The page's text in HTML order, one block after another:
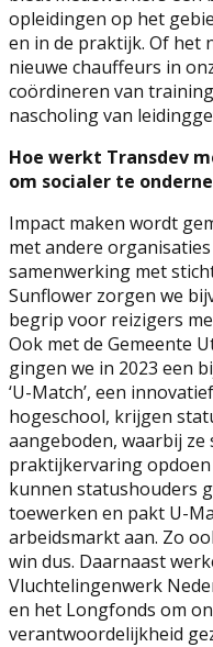
opleidingen op het
en in de praktijk. Of het
nieuwe chauffeurs in
coördineren van
nascholing van
Hoe werkt Transdev
om socialer te
Impact maken wordt
met andere
samenwerking met
Sunflower zorgen we
begrip voor reizigers
Ook met de Gemeente
gingen we in 2023 een
‘U-Match’, een
hogeschool, krijgen
aangeboden, waarbij ze
praktijkervaring opdoen
kunnen statushouders
toewerken en pakt U-
arbeidsmarkt aan. Zo
win dus. Daarnaast
Vluchtelingenwerk
en het Longfonds om
verantwoordelijkheid